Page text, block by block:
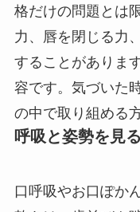
格だけの問題とは
力、唇を閉じる力
することがありま
容です。気づいた
の中で取り組める
呼吸と姿勢を見
口呼吸やお口ぽか